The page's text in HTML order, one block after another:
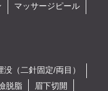
マッサージピール
没（二針固定/両目）
脱脂
眉下切開